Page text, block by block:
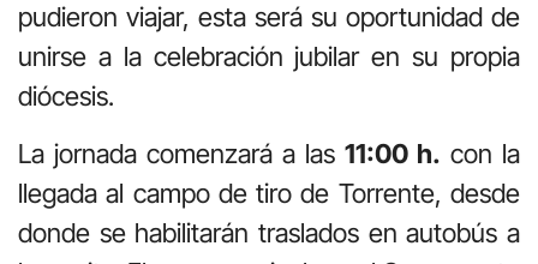
pudieron viajar, esta será su oportunidad de
unirse a la celebración jubilar en su propia
diócesis.
La jornada comenzará a las 11:00 h. con la
llegada al campo de tiro de Torrente, desde
donde se habilitarán traslados en autobús a